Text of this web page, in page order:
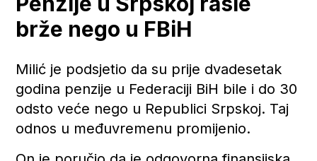
brže nego u FBiH
Milić je podsjetio da su prije dvadesetak
godina penzije u Federaciji BiH bile i do 30
odsto veće nego u Republici Srpskoj. Taj
odnos u međuvremenu promijenio.